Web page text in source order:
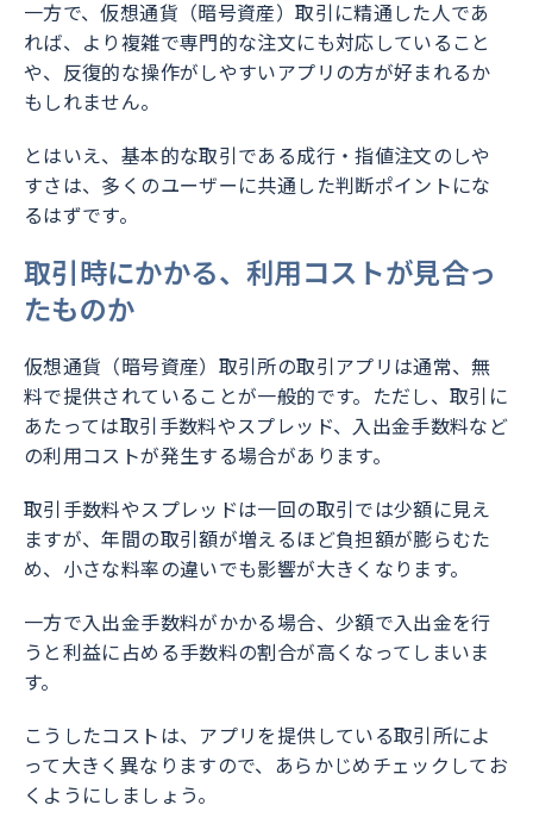
一方で、仮想通貨（暗号資産）取引に精通した人であ
れば、より複雑で専門的な注文にも対応していること
や、反復的な操作がしやすいアプリの方が好まれるか
もしれません。
とはいえ、基本的な取引である成行・指値注文のしや
すさは、多くのユーザーに共通した判断ポイントにな
るはずです。
取引時にかかる、利用コストが見合っ
たものか
仮想通貨（暗号資産）取引所の取引アプリは通常、無
料で提供されていることが一般的です。ただし、取引に
あたっては取引手数料やスプレッド、入出金手数料など
の利用コストが発生する場合があります。
取引手数料やスプレッドは一回の取引では少額に見え
ますが、年間の取引額が増えるほど負担額が膨らむた
め、小さな料率の違いでも影響が大きくなります。
一方で入出金手数料がかかる場合、少額で入出金を行
うと利益に占める手数料の割合が高くなってしまいま
す。
こうしたコストは、アプリを提供している取引所によ
って大きく異なりますので、あらかじめチェックしてお
くようにしましょう。